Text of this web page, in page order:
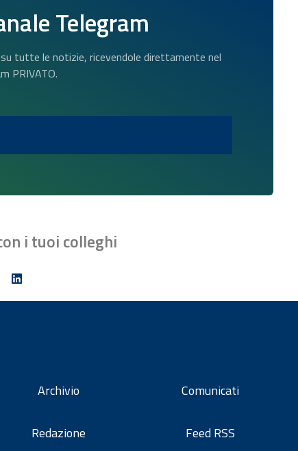
Telegram
tutte le notizie, ricevendole direttamente nel
PRIVATO.
i tuoi colleghi
Archivio
Redazione
Comunicati
Feed RSS